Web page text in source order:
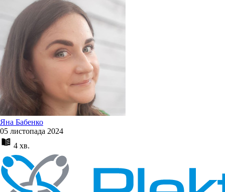
Яна Бабенко
05 листопада 2024
4 хв.